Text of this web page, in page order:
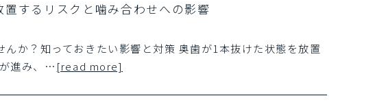
するリスクと噛み合わせへの影響
か？知っておきたい影響と対策 奥歯が1本抜けた状態を放置
進み、… [read more]